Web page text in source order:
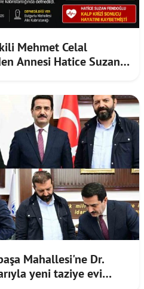
Mehmet Celal
Annesi Hatice Suzan
Mahallesi'ne Dr.
yeni taziye evi